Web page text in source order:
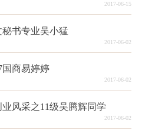
2017-06-15
秘书专业吴小猛
2017-06-02
国商易婷婷
2017-06-02
风采之11级吴腾辉同学
2017-06-02